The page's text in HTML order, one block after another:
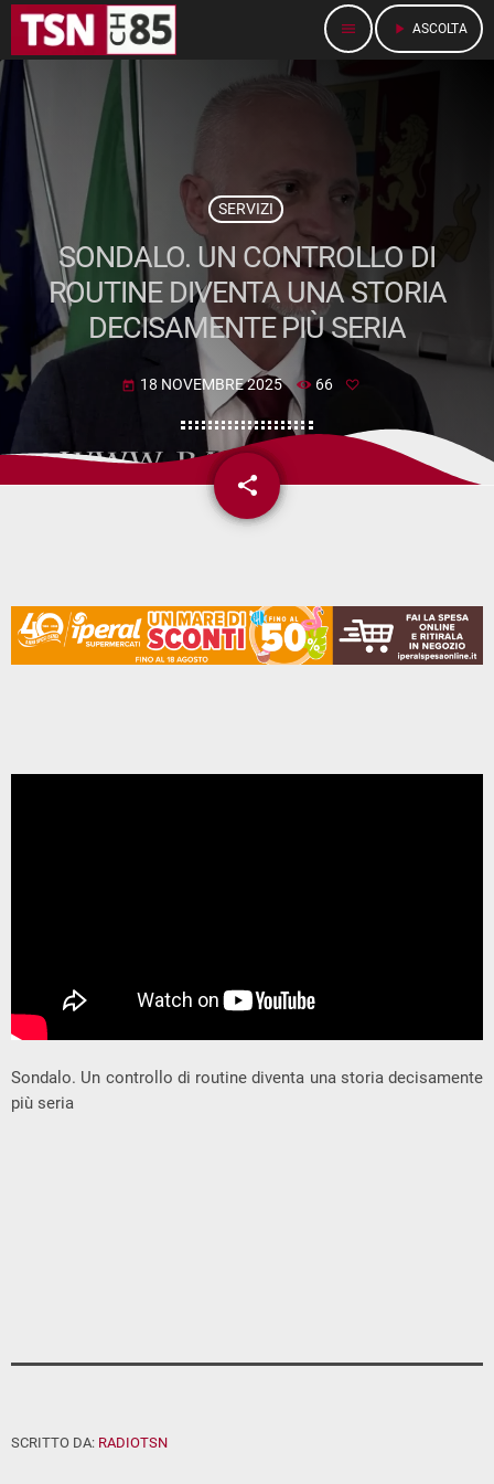
menu play_arrow ASCOLTA
SERVIZI
SONDALO. UN CONTROLLO DI
ROUTINE DIVENTA UNA STORIA
DECISAMENTE PIÙ SERIA
today 18 NOVEMBRE 2025 66
share
email
Sondalo. Un controllo di routine diventa una storia decisamente
più seria
SCRITTO DA: RADIOTSN